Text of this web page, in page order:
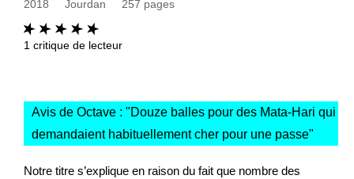
2018 Jourdan 257 pages
1 critique de lecteur
Avis de Octave : "Douze balles pour des Mata-Hari qui
demandaient habituellement cher pour une passe"
Notre titre s’explique en raison du fait que nombre des